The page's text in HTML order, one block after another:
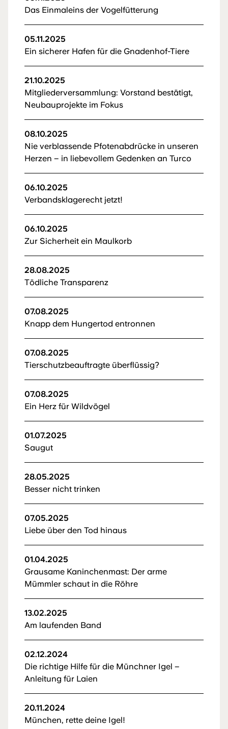
Das Einmaleins der Vogelfütterung
05.11.2025
Ein sicherer Hafen für die Gnadenhof-Tiere
21.10.2025
Mitgliederversammlung: Vorstand bestätigt,
Neubauprojekte im Fokus
08.10.2025
Nie verblassende Pfotenabdrücke in unseren
Herzen – in liebevollem Gedenken an Turco
06.10.2025
Verbandsklagerecht jetzt!
06.10.2025
Zur Sicherheit ein Maulkorb
28.08.2025
Tödliche Transparenz
07.08.2025
Knapp dem Hungertod entronnen
07.08.2025
Tierschutzbeauftragte überflüssig?
07.08.2025
Ein Herz für Wildvögel
01.07.2025
Saugut
28.05.2025
Besser nicht trinken
07.05.2025
Liebe über den Tod hinaus
01.04.2025
Grausame Kaninchenmast: Der arme
Mümmler schaut in die Röhre
13.02.2025
Am laufenden Band
02.12.2024
Die richtige Hilfe für die Münchner Igel –
Anleitung für Laien
20.11.2024
München, rette deine Igel!